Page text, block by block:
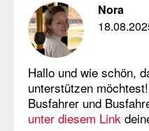
Nora
Hallo und wie schön,
unterstützen
Busfahrer und
unter diesem Link